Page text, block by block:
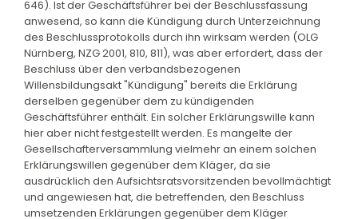
646). Ist der Geschäftsführer bei der Beschlussfassung
anwesend, so kann die Kündigung durch Unterzeichnung
des Beschlussprotokolls durch ihn wirksam werden (OLG
Nürnberg, NZG 2001, 810, 811), was aber erfordert, dass der
Beschluss über den verbandsbezogenen
Willensbildungsakt "Kündigung" bereits die Erklärung
derselben gegenüber dem zu kündigenden
Geschäftsführer enthält. Ein solcher Erklärungswille kann
hier aber nicht festgestellt werden. Es mangelte der
Gesellschafterversammlung vielmehr an einem solchen
Erklärungswillen gegenüber dem Kläger, da sie
ausdrücklich den Aufsichtsratsvorsitzenden bevollmächtigt
und angewiesen hat, die betreffenden, den Beschluss
umsetzenden Erklärungen gegenüber dem Kläger